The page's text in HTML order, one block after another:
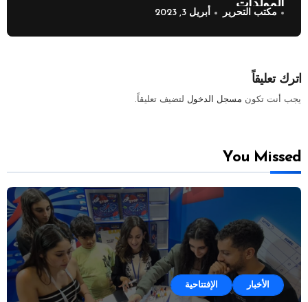
المولدات
مكتب التحرير أبريل 3, 2023
اترك تعليقاً
يجب أنت تكون مسجل الدخول لتضيف تعليقاً.
You Missed
الأخبار الإفتتاحية